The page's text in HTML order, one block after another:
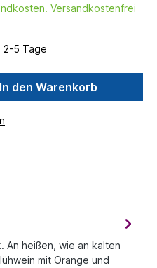
Versandkostenfrei
2-5 Tage
In den Warenkorb
An heißen, wie an kalten
mit Orange und